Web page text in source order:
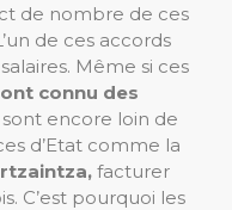
de nombre de ces
de ces accords
Même si ces
connu des
sont encore loin de
d’Etat comme la
facturer
C’est pourquoi les